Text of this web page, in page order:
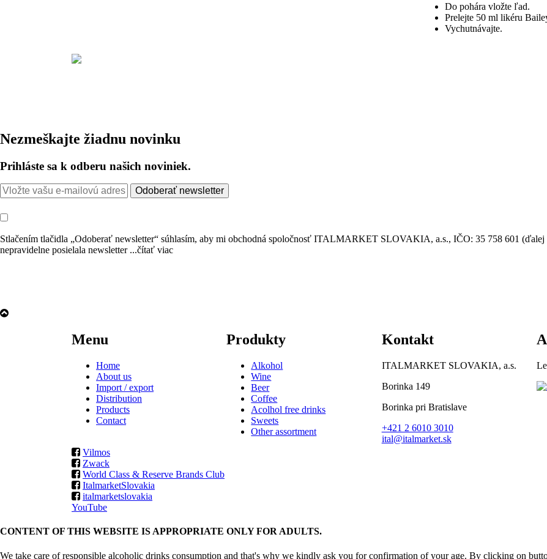
Do pohára vložte ľad.
Prelejte 50 ml likéru
Vychutnávajte.
Nezmeškajte žiadnu novinku
Prihláste sa k odberu našich noviniek.
Odoberať newsletter
Stlačením tlačidla „Odoberať newsletter“ súhlasím, aby mi obchodná spoločnosť ITALMARKET SLOVAKIA, a.s., IČO: 35 758 601
nepravidelne posielala newsletter ...čítať viac
Menu
Home
About us
Import / export
Distribution
Products
Contact
Produkty
Alkohol
Wine
Beer
Coffee
Acolhol free drinks
Sweets
Other assortment
Kontakt
ITALMARKET SLOVAKIA, a.s.
Borinka 149
Borinka pri Bratislave
+421 2 6010 3010
ital@italmarket.sk
Vilmos
Zwack
World Class & Reserve Brands Club
ItalmarketSlovakia
italmarketslovakia
YouTube
CONTENT OF THIS WEBSITE IS APPROPRIATE ONLY FOR ADULTS.
We take care of responsible alcoholic drinks consumption and that's why we kindly ask you for confirmation of your age. By clicking on